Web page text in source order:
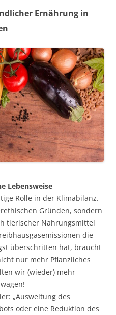
Ernährung in
Lebensweise
Rolle in der Klimabilanz.
Gründen, sondern
tierischer Nahrungsmittel
die
überschritten hat, braucht
nur mehr Pflanzliches
wir (wieder) mehr
„Ausweitung des
oder eine Reduktion des